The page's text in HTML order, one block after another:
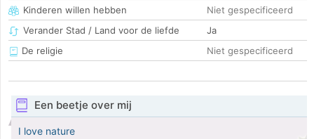
Kinderen willen hebben
Niet gespecificeerd
Verander Stad / Land voor de liefde
Ja
De religie
Niet gespecificeerd
Een beetje over mij
I love nature